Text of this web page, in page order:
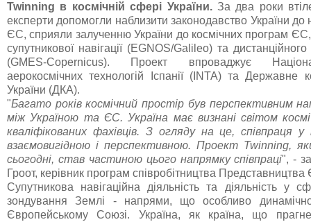
Twinning в космічній сфері України.За два роки
експерти допомогли наблизити законодавство України до
ЄС, сприяли залученню України до космічних програм
супутникової навігації (EGNOS/Galileo) та
(GMES-Copernicus). Проект впроваджує
аерокосмічних технологій Іспанії (INTA) та Державне
України (ДКА).
"Багато років космічний простір був перспективним
між Україною та ЄС. Україна має визнані світом
кваліфікованих фахівців. З огляду на це, співпраця у
взаємовигідною і перспективною. Проект Twinning,
сьогодні, став частиною цього напрямку співпраці", -
Гроот, керівник програм співробітництва Представництва
Супутникова навігаційна діяльність та діяльність у
зондування Землі - напрями, що особливо
Європейському Союзі. Україна, як країна, що